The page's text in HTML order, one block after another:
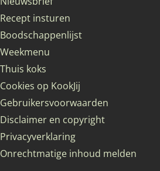
Recept insturen
Boodschappenlijst
Weekmenu
Thuis koks
Cookies op KookJij
Gebruikersvoorwaarden
Disclaimer en copyright
Privacyverklaring
Onrechtmatige inhoud melden